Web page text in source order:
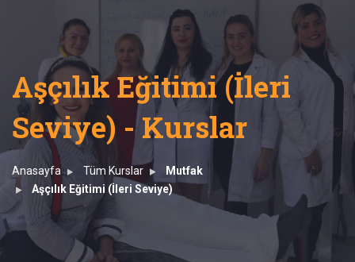
Aşçılık Eğitimi (İleri
Seviye) - Kurslar
Anasayfa Tüm Kurslar
Mutfak
Aşçılık Eğitimi (İleri Seviye)